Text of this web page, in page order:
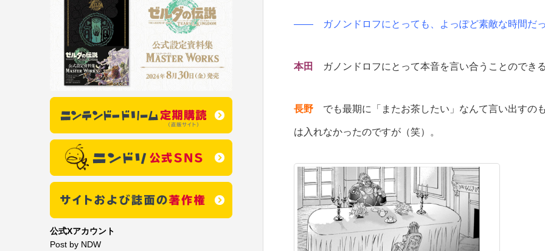
—— ガノンドロフにとっても、よっぽど素敵な時間だ
本田 ガノンドロフにとって本音を言い合うことのでき
長野でも最期に「またお茶したい」なんて言い出すの
は入れなかったのですが（笑）。
公式Xアカウント
Post by NDW